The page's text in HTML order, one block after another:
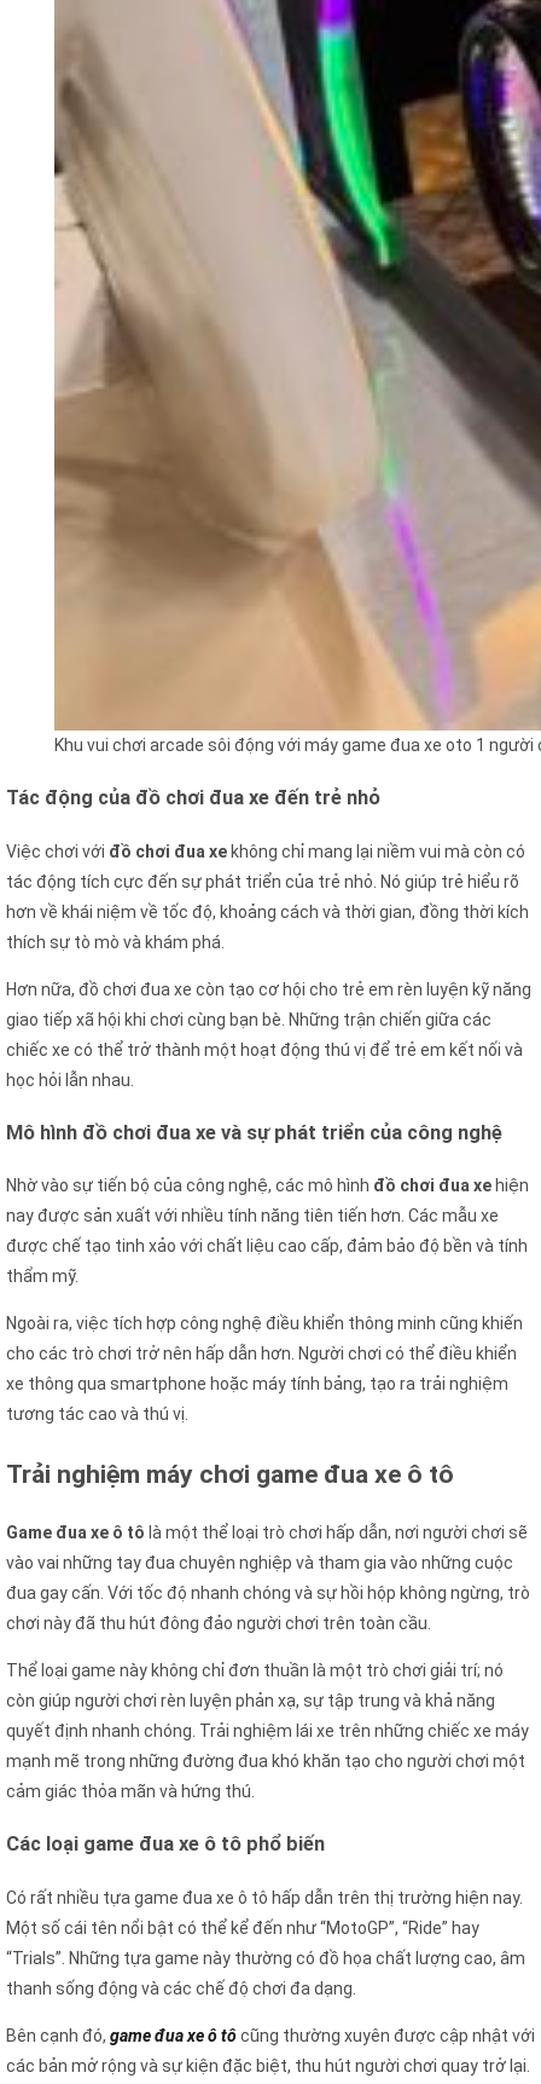
Khu vui chơi arcade sôi động với máy game đua xe oto 1 người
Tác động của đồ chơi đua xe đến trẻ nhỏ
Việc chơi với đồ chơi đua xekhông chỉ mang lại niềm vui mà còn có
tác động tích cực đến sự phát triển của trẻ nhỏ. Nó giúp trẻ hiểu rõ
hơn về khái niệm về tốc độ, khoảng cách và thời gian, đồng thời kích
thích sự tò mò và khám phá.
Hơn nữa, đồ chơi đua xe còn tạo cơ hội cho trẻ em rèn luyện kỹ năng
giao tiếp xã hội khi chơi cùng bạn bè. Những trận chiến giữa các
chiếc xe có thể trở thành một hoạt động thú vị để trẻ em kết nối và
học hỏi lẫn nhau.
Mô hình đồ chơi đua xe và sự phát triển của công nghệ
Nhờ vào sự tiến bộ của công nghệ, các mô hình đồ chơi đua xe hiện
nay được sản xuất với nhiều tính năng tiên tiến hơn. Các mẫu xe
được chế tạo tinh xảo với chất liệu cao cấp, đảm bảo độ bền và tính
thẩm mỹ.
Ngoài ra, việc tích hợp công nghệ điều khiển thông minh cũng khiến
cho các trò chơi trở nên hấp dẫn hơn. Người chơi có thể điều khiển
xe thông qua smartphone hoặc máy tính bảng, tạo ra trải nghiệm
tương tác cao và thú vị.
Trải nghiệm máy chơi game đua xe ô tô
Game đua xe ô tô là một thể loại trò chơi hấp dẫn, nơi người chơi sẽ
vào vai những tay đua chuyên nghiệp và tham gia vào những cuộc
đua gay cấn. Với tốc độ nhanh chóng và sự hồi hộp không ngừng, trò
chơi này đã thu hút đông đảo người chơi trên toàn cầu.
Thể loại game này không chỉ đơn thuần là một trò chơi giải trí; nó
còn giúp người chơi rèn luyện phản xạ, sự tập trung và khả năng
quyết định nhanh chóng. Trải nghiệm lái xe trên những chiếc xe máy
mạnh mẽ trong những đường đua khó khăn tạo cho người chơi một
cảm giác thỏa mãn và hứng thú.
Các loại game đua xe ô tô phổ biến
Có rất nhiều tựa game đua xe ô tô hấp dẫn trên thị trường hiện nay.
Một số cái tên nổi bật có thể kể đến như “MotoGP”, “Ride” hay
“Trials”. Những tựa game này thường có đồ họa chất lượng cao, âm
thanh sống động và các chế độ chơi đa dạng.
Bên cạnh đó, game đua xe ô tôcũng thường xuyên được cập nhật với
các bản mở rộng và sự kiện đặc biệt, thu hút người chơi quay trở lại.